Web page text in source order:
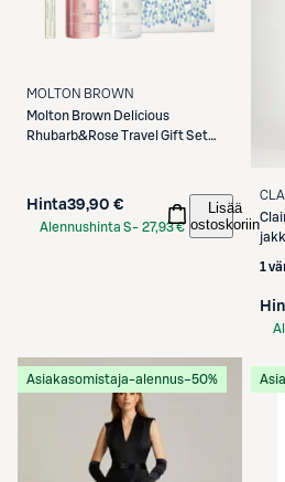
MOLTON BROWN
Molton Brown Delicious
Rhubarb&Rose Travel Gift Set
Hinta39,90 €
Alennushinta S- 27,93 €
Lisää
ostoskoriin
1
Asiakasomistaja-alennus−50%